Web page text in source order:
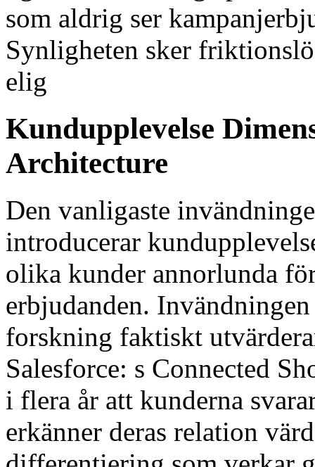
som aldrig ser
Synligheten sker
elig
Kundupplevelse
Architecture
Den vanligaste
introducerar
olika kunder annorlunda
erbjudanden.
forskning faktiskt
Salesforce: s Connected
i flera år att kunderna
erkänner deras relation